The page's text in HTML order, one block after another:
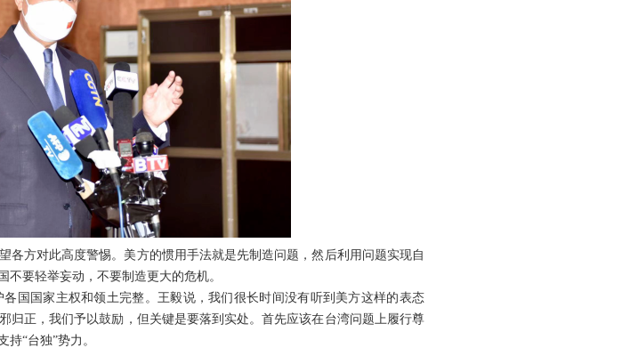
方对此高度警惕。美方的惯用手法就是先制造问题，然后利用问题实现自
要轻举妄动，不要制造更大的危机。
国国家主权和领土完整。王毅说，我们很长时间没有听到美方这样的表态
归正，我们予以鼓励，但关键是要落到实处。首先应该在台湾问题上履行尊
“台独”势力。